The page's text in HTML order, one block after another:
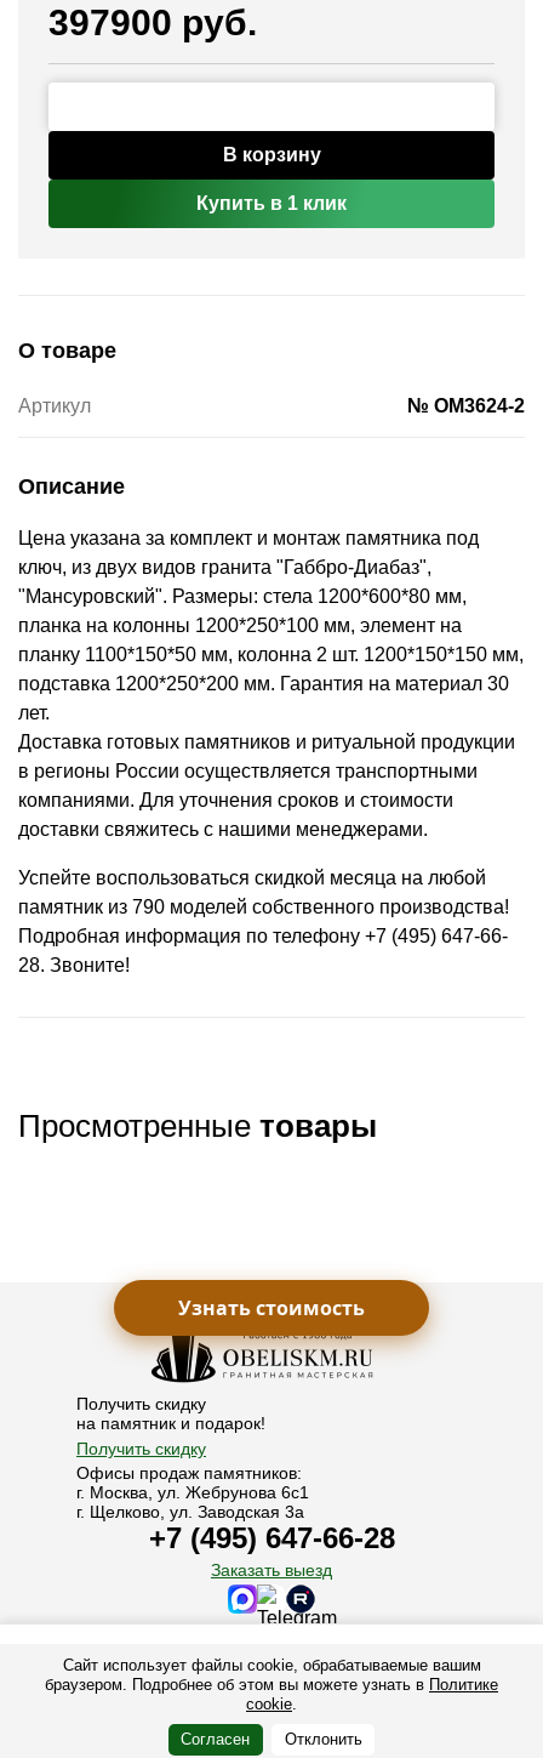
397900 руб.
В корзину
Купить в 1 клик
О товаре
Артикул № OM3624-2
Описание
Цена указана за комплект и монтаж памятника под
ключ, из двух видов гранита "Габбро-Диабаз",
"Мансуровский". Размеры: стела 1200*600*80 мм,
планка на колонны 1200*250*100 мм, элемент на
планку 1100*150*50 мм, колонна 2 шт. 1200*150*150 мм,
подставка 1200*250*200 мм. Гарантия на материал 30
лет.
Доставка готовых памятников и ритуальной продукции
в регионы России осуществляется транспортными
компаниями. Для уточнения сроков и стоимости
доставки свяжитесь с нашими менеджерами.
Успейте воспользоваться скидкой месяца на любой
памятник из 790 моделей собственного производства!
Подробная информация по телефону +7 (495) 647-66-
28. Звоните!
Просмотренные товары
Получить скидку
на памятник и подарок!
Получить скидку
Офисы продаж памятников:
г. Москва, ул. Жебрунова 6с1
г. Щелково, ул. Заводская 3а
+7 (495) 647-66-28
Заказать выезд
© 1986-2025. Все права защищены.
Обелиск М - производство памятников, надгробий и мемориальных
комплексов из гранита в Москве и Подмосковье. Заказать памятник на
могилу у производителя.
Политика конфиденциальности
+7 (495) 647-66-28 +7 (925) 006-30-60
Telegram
Узнать стоимость
Сайт использует файлы cookie, обрабатываемые вашим
браузером. Подробнее об этом вы можете узнать в Политике
cookie.
Согласен
Отклонить